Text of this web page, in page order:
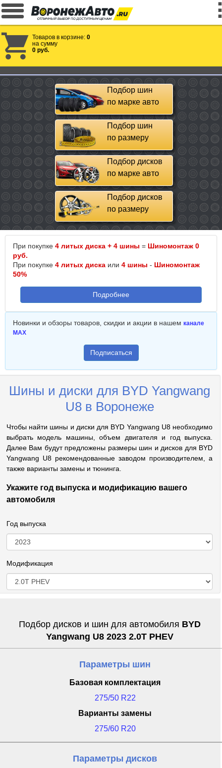
Товаров в корзине: 0
на сумму
0 руб.
Подбор шин
по марке авто
Подбор шин
по размеру
Подбор дисков
по марке авто
Подбор дисков
по размеру
При покупке 4 литых диска + 4 шины = Шиномонтаж 0
руб.
При покупке 4 литых диска или 4 шины - Шиномонтаж
50%
Подробнее
Новинки и обзоры товаров, скидки и акции в нашем канале
MAX
Подписаться
Шины и диски для BYD Yangwang
U8 в Воронеже
Чтобы найти шины и диски для BYD Yangwang U8 необходимо
выбрать модель машины, объем двигателя и год выпуска.
Далее Вам будут предложены размеры шин и дисков для BYD
Yangwang U8 рекомендованные заводом производителем, а
также варианты замены и тюнинга.
Укажите год выпуска и модификацию вашего
автомобиля
Год выпуска
Модификация
Подбор дисков и шин для автомобиля BYD
Yangwang U8 2023 2.0T PHEV
Параметры шин
Базовая комплектация
275/50 R22
Варианты замены
275/60 R20
Параметры дисков